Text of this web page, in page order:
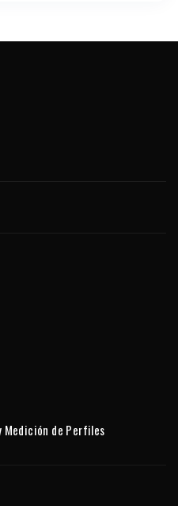
Medición de Perfiles